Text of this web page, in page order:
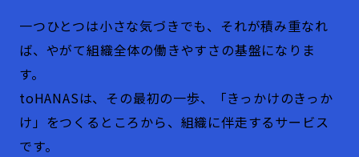
一つひとつは小さな気づきでも、それが積み重なれ
ば、やがて組織全体の働きやすさの基盤になりま
す。
toHANASは、その最初の一歩、「きっかけのきっか
け」をつくるところから、組織に伴走するサービス
です。